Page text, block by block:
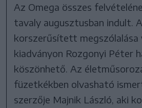
Az Omega összes
tavaly augusztusban indult.
korszerűsített megszólalása
kiadványon Rozgonyi Péter
köszönhető. Az
füzetkékben olvasható
szerzője Majnik László, aki